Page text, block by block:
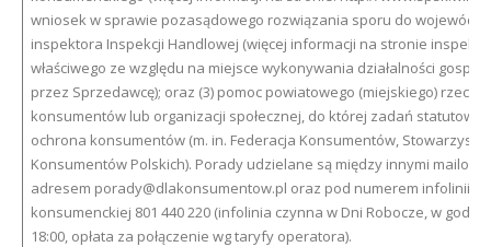
wniosek w sprawie pozasądowego rozwiązania sporu do
inspektora Inspekcji Handlowej (więcej informacji na stronie
właściwego ze względu na miejsce wykonywania działalności
przez Sprzedawcę); oraz (3) pomoc powiatowego (miejskiego)
konsumentów lub organizacji społecznej, do której zadań
ochrona konsumentów (m. in. Federacja Konsumentów,
Konsumentów Polskich). Porady udzielane są między innymi
adresem porady@dlakonsumentow.pl oraz pod numerem infolinii
konsumenckiej 801 440 220 (infolinia czynna w Dni Robocze, w
18:00, opłata za połączenie wg taryfy operatora).